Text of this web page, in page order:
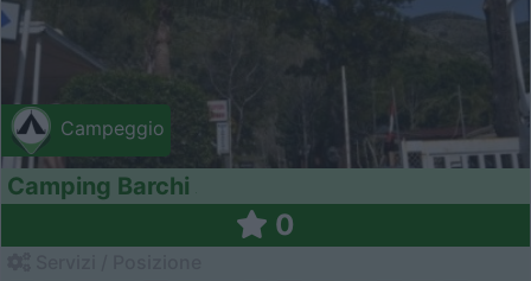
Campeggio
Camping Barchi
0